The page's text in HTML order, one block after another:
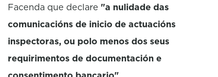
Facenda que declare "a nulidade das
comunicacións de inicio de actuacións
inspectoras, ou polo menos dos seus
requirimentos de documentación e